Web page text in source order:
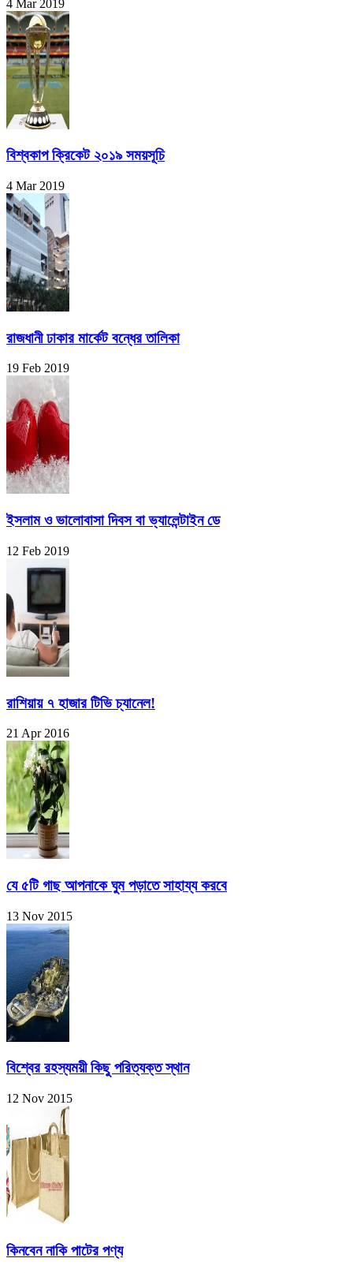
4 Mar 2019
বিশ্বকাপ ক্রিকেট ২০১৯ সময়সূচি
4 Mar 2019
রাজধানী ঢাকার মার্কেট বন্ধের তালিকা
19 Feb 2019
ইসলাম ও ভালোবাসা দিবস বা ভ্যালেন্টাইন ডে
12 Feb 2019
রাশিয়ায় ৭ হাজার টিভি চ্যানেল!
21 Apr 2016
যে ৫টি গাছ আপনাকে ঘুম পড়াতে সাহায্য করবে
13 Nov 2015
বিশ্বের রহস্যময়ী কিছু পরিত্যক্ত স্থান
12 Nov 2015
কিনবেন নাকি পাটের পণ্য